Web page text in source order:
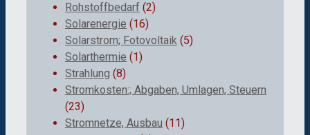
Rohstoffbedarf (2)
Solarenergie (16)
Solarstrom; Fotovoltaik (5)
Solarthermie (1)
Strahlung (8)
Stromkosten:; Abgaben, Umlagen, Steuern
(23)
Stromnetze, Ausbau (11)